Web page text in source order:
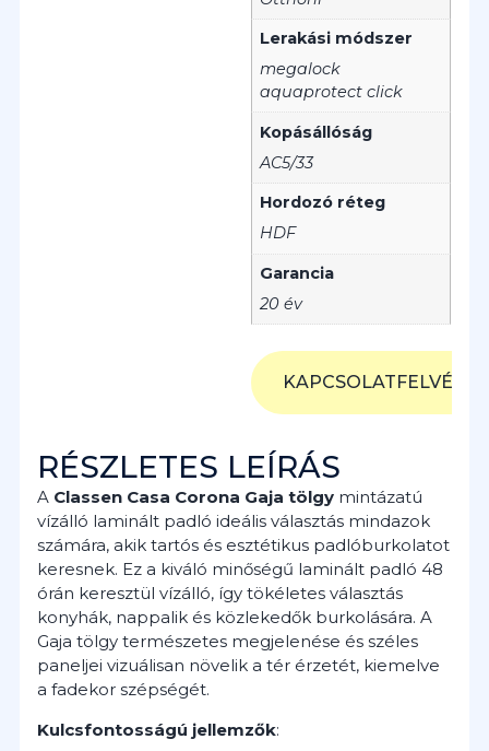
Lerakási módszer
megalock
aquaprotect click
Kopásállóság
AC5/33
Hordozó réteg
HDF
Garancia
20 év
KAPCSOLATFELVÉTEL
RÉSZLETES LEÍRÁS
A Classen Casa Corona Gaja tölgy mintázatú
vízálló laminált padló ideális választás mindazok
számára, akik tartós és esztétikus padlóburkolatot
keresnek. Ez a kiváló minőségű laminált padló 48
órán keresztül vízálló, így tökéletes választás
konyhák, nappalik és közlekedők burkolására. A
Gaja tölgy természetes megjelenése és széles
paneljei vizuálisan növelik a tér érzetét, kiemelve
a fadekor szépségét.
Kulcsfontosságú jellemzők: